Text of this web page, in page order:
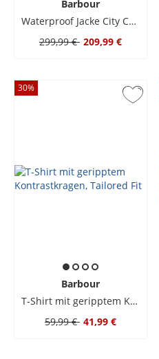
Barbour
Waterproof Jacke City Chelsea mit Cordbesatz am Kragen
299,99 € 209,99 €
30%
Barbour
T-Shirt mit geripptem Kontrastkragen, Tailored Fit
59,99 € 41,99 €